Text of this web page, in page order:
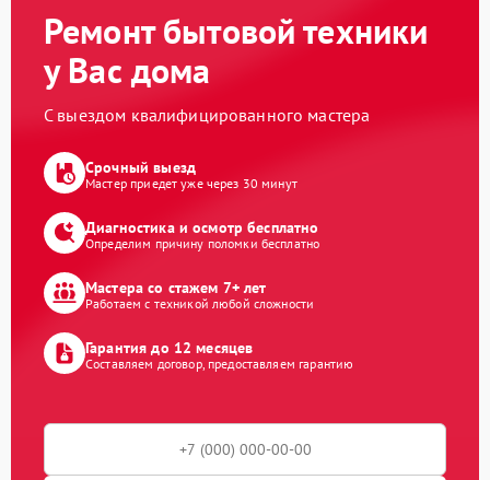
Ремонт бытовой техники
у Вас дома
С выездом квалифицированного мастера
Срочный выезд
Мастер приедет уже через 30 минут
Диагностика и осмотр бесплатно
Определим причину поломки бесплатно
Мастера со стажем 7+ лет
Работаем с техникой любой сложности
Гарантия до 12 месяцев
Составляем договор, предоставляем гарантию